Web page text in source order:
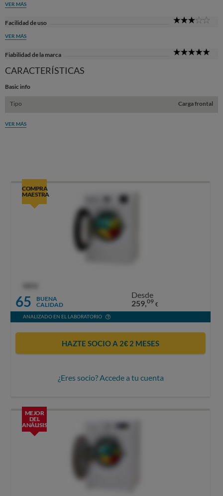
VER MÁS
Facilidad de uso
VER MÁS
Fiabilidad de la marca
CARACTERÍSTICAS
Basic info
Tipo Carga frontal
VER MÁS
COMPRA
MAESTRA
65
BUENA
CALIDAD
Desde
259,09 €
ANALIZADO EN EL LABORATORIO
HAZTE SOCIO A 2€ 2 MESES
¿Eres socio? Accede a tu cuenta
MEJOR
DEL
ANÁLISIS